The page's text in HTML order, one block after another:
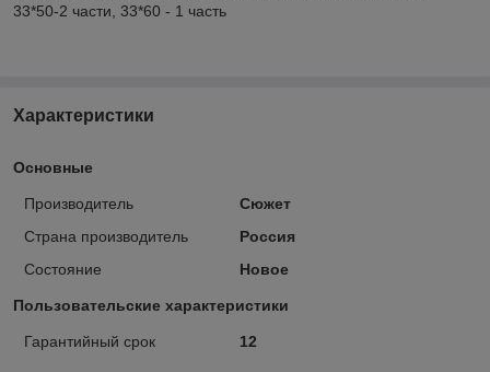
33*50-2 части, 33*60 - 1 часть
Характеристики
Основные
Производитель
Сюжет
Страна производитель
Россия
Состояние
Новое
Пользовательские характеристики
Гарантийный срок 12